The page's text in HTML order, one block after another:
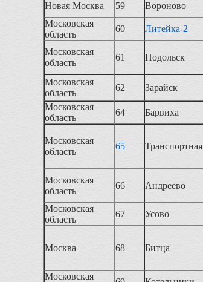
Новая Москва 59 Вороново
Московская
область
60 Литейка-2
Московская
область
61 Подольск
Московская
область
62 Зарайск
Московская
область
64 Барвиха
Московская
область
65 Транспортная
Московская
область
66 Андреево
Московская
область
67 Усово
Москва 68 Битца
Московская